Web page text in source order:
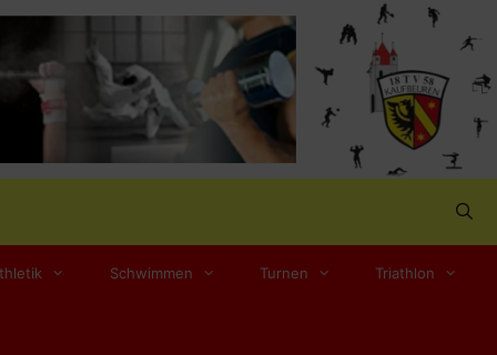
Schwimmen Turnen Triathlon